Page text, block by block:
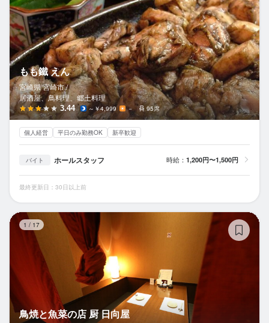
もも鐵 えん
宮崎県 宮崎市 /
居酒屋、鳥料理、郷土料理
3.44 ～￥4,999 － 95席
個人経営 平日のみ勤務OK 新卒歓迎
バイト ホールスタッフ 時給： 1,200円〜1,500円
最終更新日：30日以上前
1 / 17
鳥焼と魚菜の店 厨 日向屋